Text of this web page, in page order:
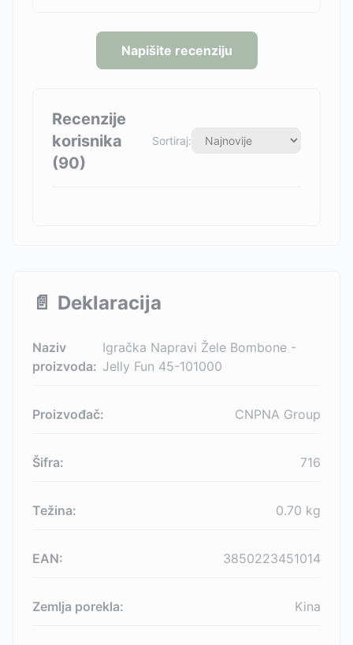
Napišite recenziju
Recenzije
korisnika
(90)
Sortiraj:
📄 Deklaracija
Naziv
proizvoda:
Igračka Napravi Žele Bombone -
Jelly Fun 45-101000
Proizvođač: CNPNA Group
Šifra: 716
Težina: 0.70 kg
EAN: 3850223451014
Zemlja porekla: Kina